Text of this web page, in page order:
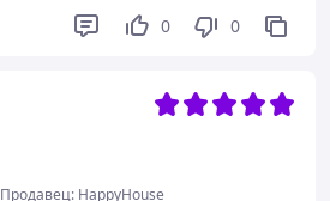
0 0
Продавец: HappyHouse